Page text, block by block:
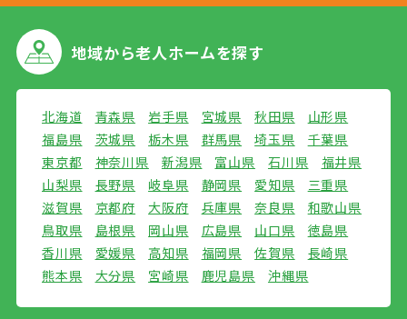
地域から老人ホームを探す
北海道 青森県 岩手県 宮城県 秋田県
山形県
福島県
茨城県 栃木県 群馬県 埼玉県
千葉県
東京都
神奈川県 新潟県 富山県 石川県
福井県
山梨県
長野県 岐阜県 静岡県 愛知県
三重県
滋賀県
京都府 大阪府 兵庫県 奈良県
和歌山県
鳥取県
島根県 岡山県 広島県 山口県
徳島県
香川県
愛媛県 高知県 福岡県 佐賀県
長崎県
熊本県
大分県 宮崎県 鹿児島県 沖縄県